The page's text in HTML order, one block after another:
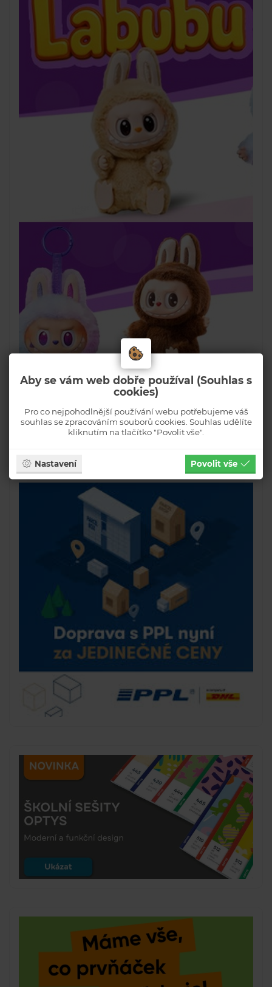
Aby se vám web dobře používal (Souhlas s
cookies)
Pro co nejpohodlnější používání webu potřebujeme váš
souhlas se zpracováním souborů cookies. Souhlas udělíte
kliknutím na tlačítko "Povolit vše".
Nastavení Povolit vše